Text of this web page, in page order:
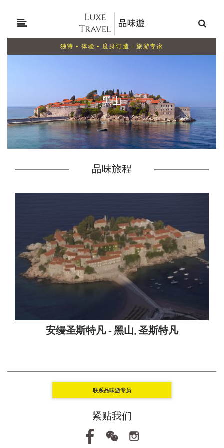
独特 • 体验 • 度身订造 - 旅游专家
黑山
品味旅程
安缦圣斯特凡 - 黑山, 圣斯特凡
联系品味游专员
紧贴我们